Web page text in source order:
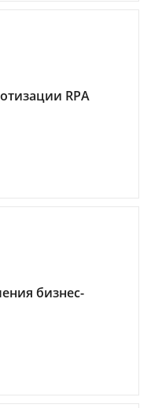
RPA
бизнес-